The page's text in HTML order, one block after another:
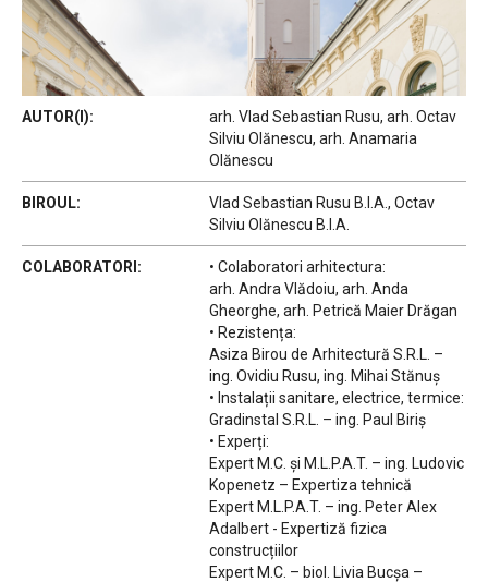
AUTOR(I):
arh. Vlad Sebastian Rusu, arh. Octav
Silviu Olănescu, arh. Anamaria
Olănescu
BIROUL:
Vlad Sebastian Rusu B.I.A., Octav
Silviu Olănescu B.I.A.
COLABORATORI:
• Colaboratori arhitectura:
arh. Andra Vlădoiu, arh. Anda
Gheorghe, arh. Petrică Maier Drăgan
• Rezistența:
Asiza Birou de Arhitectură S.R.L. –
ing. Ovidiu Rusu, ing. Mihai Stănuș
• Instalații sanitare, electrice, termice:
Gradinstal S.R.L. – ing. Paul Biriș
• Experți:
Expert M.C. și M.L.P.A.T. – ing. Ludovic
Kopenetz – Expertiza tehnică
Expert M.L.P.A.T. – ing. Peter Alex
Adalbert - Expertiză fizica
construcțiilor
Expert M.C. – biol. Livia Bucșa –